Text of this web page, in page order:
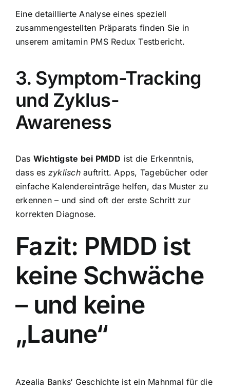
Eine detaillierte Analyse eines speziell
zusammengestellten Präparats finden Sie in
unserem amitamin PMS Redux Testbericht.
3. Symptom-Tracking
und Zyklus-
Awareness
Das Wichtigste bei PMDD ist die Erkenntnis,
dass es zyklischauftritt. Apps, Tagebücher oder
einfache Kalendereinträge helfen, das Muster zu
erkennen – und sind oft der erste Schritt zur
korrekten Diagnose.
Fazit: PMDD ist
keine Schwäche
– und keine
„Laune“
Azealia Banks‘ Geschichte ist ein Mahnmal für die